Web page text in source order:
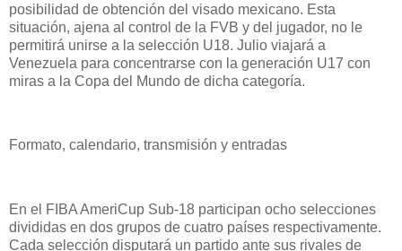
posibilidad de obtención del visado mexicano. Esta
situación, ajena al control de la FVB y del jugador, no le
permitirá unirse a la selección U18. Julio viajará a
Venezuela para concentrarse con la generación U17 con
miras a la Copa del Mundo de dicha categoría.
Formato, calendario, transmisión y entradas
En el FIBA AmeriCup Sub-18 participan ocho selecciones
divididas en dos grupos de cuatro países respectivamente.
Cada selección disputará un partido ante sus rivales de